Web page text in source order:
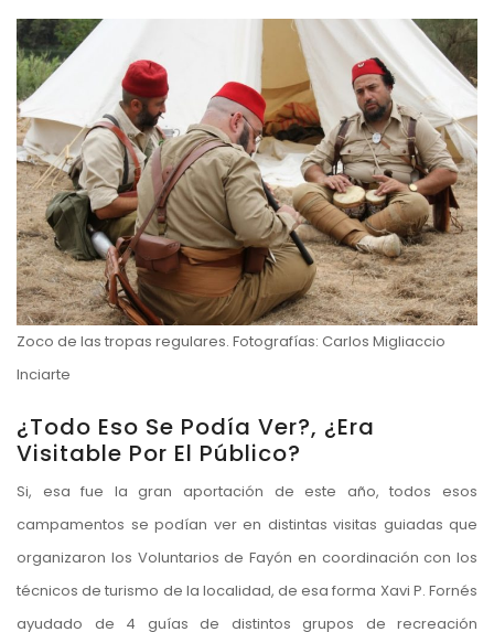
Zoco de las tropas regulares. Fotografías: Carlos Migliaccio
Inciarte
¿Todo Eso Se Podía Ver?, ¿era
Visitable Por El Público?
Si, esa fue la gran aportación de este año, todos esos
campamentos se podían ver en distintas visitas guiadas que
organizaron los Voluntarios de Fayón en coordinación con los
técnicos de turismo de la localidad, de esa forma Xavi P. Fornés
ayudado de 4 guías de distintos grupos de recreación